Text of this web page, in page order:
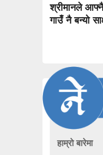
श्रीमानले आफ्नै
गाउँ नै बन्यो
हाम्रो बारेमा